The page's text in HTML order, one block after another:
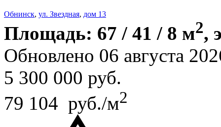
Обнинск, ул. Звездная, дом 13
Площадь: 67 / 41 / 8 м2,
Обновлено 06 августа
5 300 000 руб.
79 104 руб./м2